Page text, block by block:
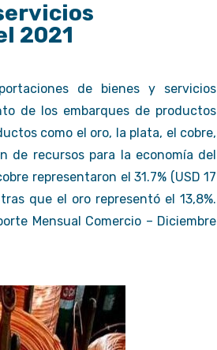
2021
de bienes y servicios
de los embarques de productos
como el oro, la plata, el cobre,
recursos para la economía del
representaron el 31.7% (USD 17
que el oro representó el 13,8%.
Mensual Comercio – Diciembre